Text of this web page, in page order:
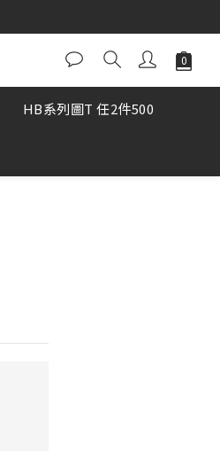
HB系列圖T 任2件500